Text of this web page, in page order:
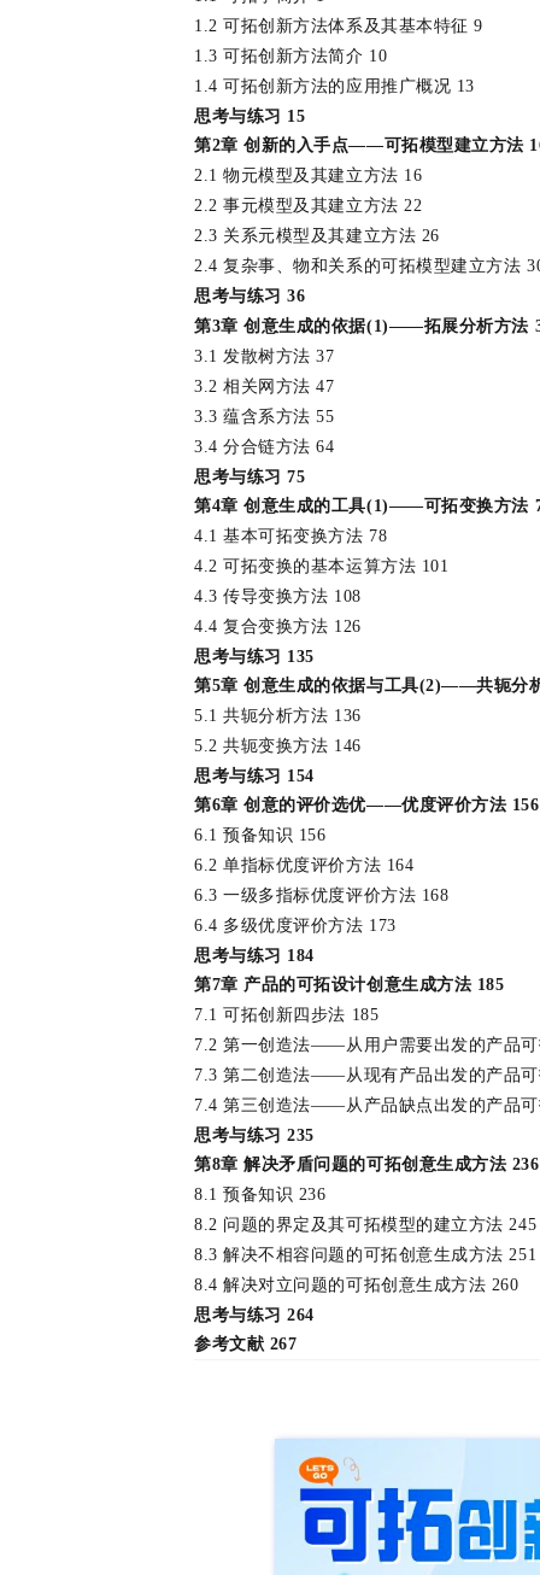
1.2 可拓创新方法体系及其基本特征 9
1.3 可拓创新方法简介 10
1.4 可拓创新方法的应用推广概况 13
思考与练习 15
第2章 创新的入手点——可拓模型建立方法
2.1 物元模型及其建立方法 16
2.2 事元模型及其建立方法 22
2.3 关系元模型及其建立方法 26
2.4 复杂事、物和关系的可拓模型建立方法
思考与练习 36
第3章 创意生成的依据(1)——拓展分析方法
3.1 发散树方法 37
3.2 相关网方法 47
3.3 蕴含系方法 55
3.4 分合链方法 64
思考与练习 75
第4章 创意生成的工具(1)——可拓变换方法
4.1 基本可拓变换方法 78
4.2 可拓变换的基本运算方法 101
4.3 传导变换方法 108
4.4 复合变换方法 126
思考与练习 135
第5章 创意生成的依据与工具(2)——共轭分
5.1 共轭分析方法 136
5.2 共轭变换方法 146
思考与练习 154
第6章 创意的评价选优——优度评价方法 156
6.1 预备知识 156
6.2 单指标优度评价方法 164
6.3 一级多指标优度评价方法 168
6.4 多级优度评价方法 173
思考与练习 184
第7章 产品的可拓设计创意生成方法 185
7.1 可拓创新四步法 185
7.2 第一创造法——从用户需要出发的产品可
7.3 第二创造法——从现有产品出发的产品可
7.4 第三创造法——从产品缺点出发的产品可
思考与练习 235
第8章 解决矛盾问题的可拓创意生成方法 236
8.1 预备知识 236
8.2 问题的界定及其可拓模型的建立方法 245
8.3 解决不相容问题的可拓创意生成方法 251
8.4 解决对立问题的可拓创意生成方法 260
思考与练习 264
参考文献 267